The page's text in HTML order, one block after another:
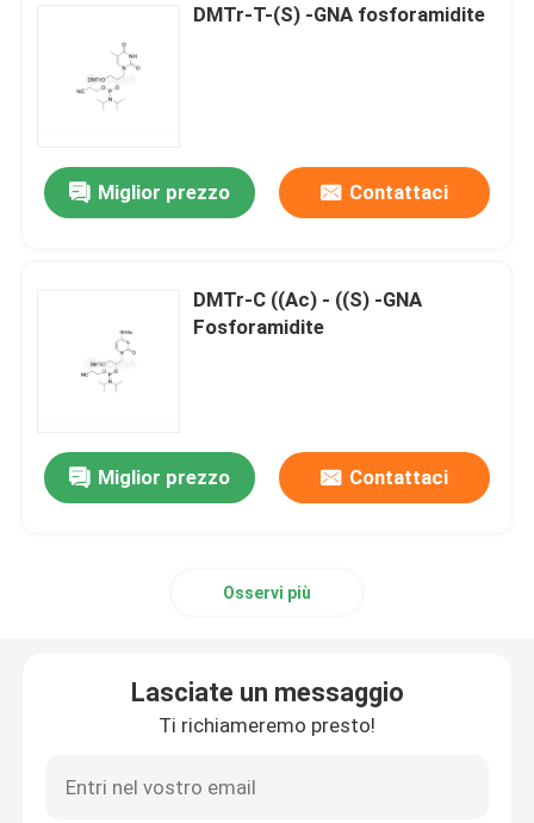
DMTr-T-(S) -GNA fosforamidite
Miglior prezzo Contattaci
DMTr-C ((Ac) - ((S) -GNA
Fosforamidite
Miglior prezzo Contattaci
Osservi più
Lasciate un messaggio
Ti richiameremo presto!